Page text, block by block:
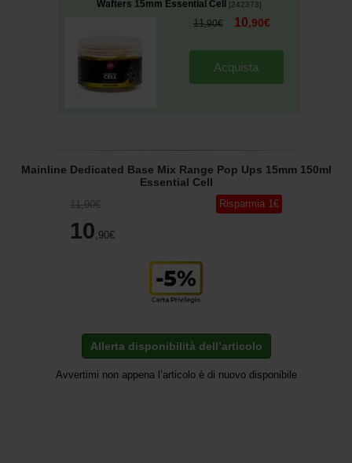
Wafters 15mm Essential Cell [242373]
11,90€ 10,90€
Acquista
Mainline Dedicated Base Mix Range Pop Ups 15mm 150ml
Essential Cell
11,90€
10 ,90€
Risparmia 1€
Allerta disponibilità dell’articolo
Avvertimi non appena l’articolo è di nuovo disponibile